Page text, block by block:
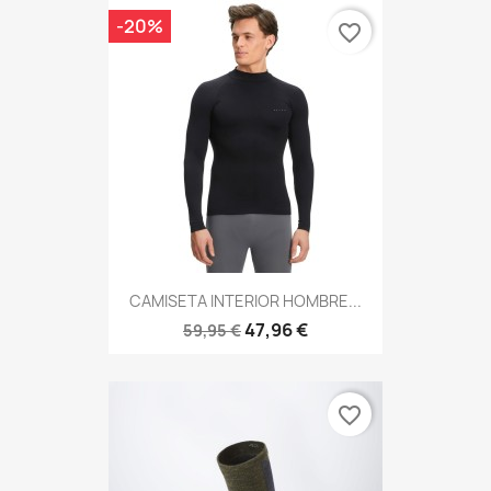
CAMISETA INTERIOR HOMBRE...
59,95 €47,96 €
-20% favorite_border
favorite_border